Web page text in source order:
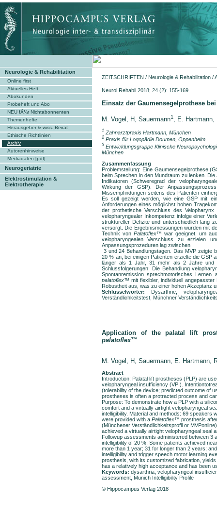
Neurologie & Rehabilitation
Online first
Aktuelles Heft
Abokunden
Probeheft und Abo
NEU fÃ¼r Nichtabonnenten
Themenhefte
Herausgeber & wiss. Beirat
Ethische Richtlinien
Archiv
Autorenhinweise
Mediadaten [pdf]
Neurogeriatrie
Elektrostimulation &
Elektrotherapie
ZEITSCHRIFTEN / Neurologie & Rehabilitation /
Neurol Rehabil 2018; 24
Einsatz der Gaumensegelprothese
M. Vogel, H, Sauermann1 , E. Hartmann,
1 Zahnarztpraxis Hartmann, München
2 Praxis für Logopädie Doumen, Oppenheim
3 Entwicklungsgruppe Klinische
München
Zusammenfassung
Problemstellung: Eine Gaumensegelprothese
beim Sprechen in den Mundraum zu lenken.
Indikatoren (Schweregrad der
Wirkung der GSP). Der
Missempfindungen seitens des Patienten
Es soll gezeigt werden, wie eine GSP mit
Anforderungen eines möglichst hohen
der prothetische Verschluss des
velopharyngealer Inkompetenz infolge einer
struktureller Defizite und unterschiedlich lang
versorgt. Die Ergebnismessungen wurden mit
Technik von Palatoflex™ war geeignet, um
velopharyngealen Verschluss zu erzielen
Anpassungsprozeduren lag zwischen
3 und 24 Behandlungstagen. Das MVP zeigte
20 % an, bei einigen Patienten erzielte die GSP
länger als 1 Jahr, 31 mehr als 2 Jahre und
Schlussfolgerungen: Die Behandlung
Spontanremission sprechmotorisches
palatoflex™ mit flexibler, individuell
Robustheit aus, was zu einer hohen Akzeptanz
Schlüsselwörter: Dysarthrie,
Verständlichkeitstest, Münchner
Application of the palatal lift
palatoflex™
M. Vogel, H, Sauermann, E. Hartmann,
Abstract
Introduction: Palatal lift prostheses (PLP) are
velopharyngeal insufficiency (VPI).
(tolerability of the device; predicted outcome of
prostheses is often a protracted process and
Purpose: To demonstrate how a PLP with a
comfort and a virtually airtight velopharyngeal
intelligibility. Material and methods: 69 speakers
were provided with a Palatoflex™ prosthesis
(Münchener Verständlichkeitsprofil or
achieved a virtually airtight velopharyngeal seal
Follow­up assessments administered between 3
intelligibility of 20 %. Some patients achieved
more than 1 year; 31 for longer than 2 years;
intelligibility and trigger speech motor learning
prosthesis, with its customized fabrication,
has a relatively high acceptance and has been
Keywords: dysarthria, velopharyngeal
assessment, Munich Intelligibility Profile
© Hippocampus Verlag 2018